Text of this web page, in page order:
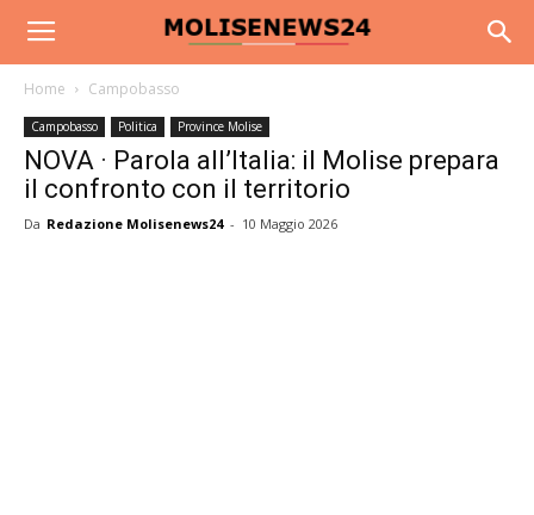
Home Campobasso
Campobasso Politica Province Molise
NOVA · Parola all’Italia: il Molise prepara
il confronto con il territorio
Da Redazione Molisenews24 - 10 Maggio 2026